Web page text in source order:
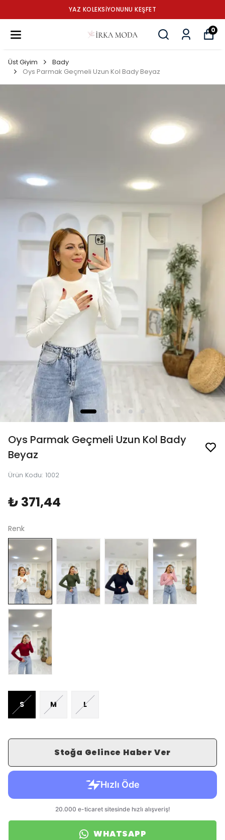
YAZ KOLEKSİYONUNU KEŞFET
0
Üst Giyim
Bady
Oys Parmak Geçmeli Uzun Kol Bady Beyaz
Oys Parmak Geçmeli Uzun Kol Bady
Beyaz
Ürün Kodu: 1002
₺ 371,44
Renk
S M L
Stoğa Gelince Haber Ver
WHATSAPP